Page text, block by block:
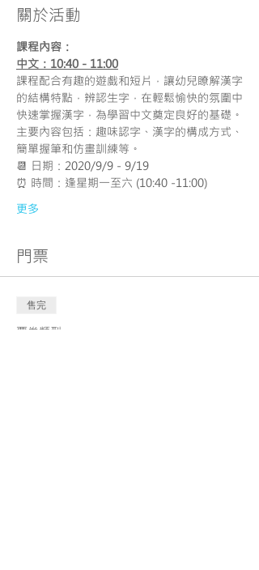
關於活動
課程內容：
中文：10:40 - 11:00
課程配合有趣的遊戲和短片，讓幼兒瞭解漢字
的結構特點，辨認生字，在輕鬆愉快的氛圍中
快速掌握漢字，為學習中文奠定良好的基礎。
主要內容包括：趣味認字、漢字的構成方式、
簡單握筆和仿畫訓練等。
📆 日期：2020/9/9 - 9/19
⏰ 時間：逢星期一至六 (10:40 -11:00)
更多
門票
售完
票券類型